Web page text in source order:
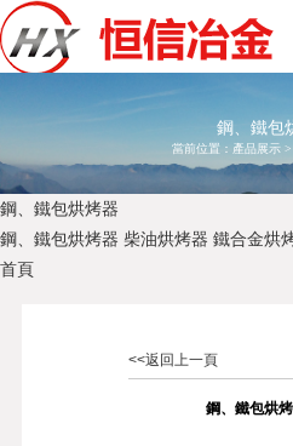
鋼、鐵包
當前位置： 產品展示
鋼、鐵包烘烤器
鋼、鐵包烘烤器 柴油烘烤器 鐵合金烘
首頁
<<返回上一頁
鋼、鐵包烘